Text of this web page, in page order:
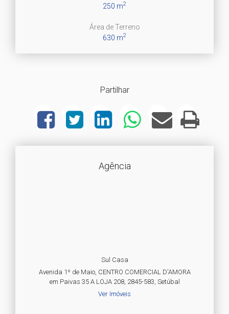
250 m2
Área de Terreno
630 m2
Partilhar
Agência
Sul Casa
Avenida 1º de Maio, CENTRO COMERCIAL D'AMORA
em Paivas 35 A LOJA 208, 2845-583, Setúbal
Ver Imóveis